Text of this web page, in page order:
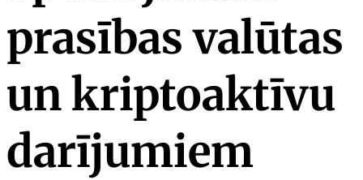
prasības valūtas
un kriptoaktīvu
darījumiem